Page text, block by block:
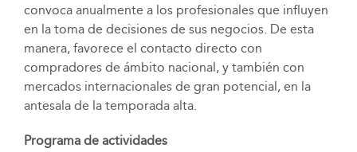
convoca anualmente a los profesionales que influyen
en la toma de decisiones de sus negocios. De esta
manera, favorece el contacto directo con
compradores de ámbito nacional, y también con
mercados internacionales de gran potencial, en la
antesala de la temporada alta.
Programa de actividades